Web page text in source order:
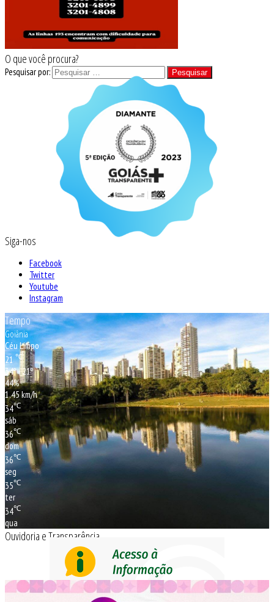
O que você procura?
Pesquisar por:
Siga-nos
Facebook
Twitter
Youtube
Instagram
Tempo
Goiânia
Céu Limpo
21℃
34º - 21º
44%
1.45 km/h
34℃
sáb
36℃
dom
36℃
seg
35℃
ter
34℃
qua
Ouvidoria e Transparência